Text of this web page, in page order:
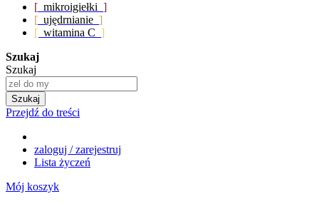
[ mikroigiełki ]
[ ujędrnianie ]
[ witamina C ]
Szukaj
Szukaj
Szukaj
Przejdź do treści
zaloguj / zarejestruj
Lista życzeń
Mój koszyk